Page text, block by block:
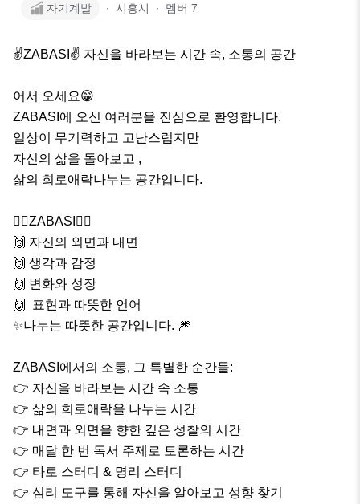
자기계발 ∙ 시흥시 ∙ 멤버 7
✌️ZABASI✌️ 자신을 바라보는 시간 속, 소통의 공간
어서 오세요😁
ZABASI에 오신 여러분을 진심으로 환영합니다.
일상이 무기력하고 고난스럽지만
자신의 삶을 돌아보고 ,
삶의 희로애락나누는 공간입니다.
🤷‍♀️ZABASI🤷‍♂️
🙌 자신의 외면과 내면
🙌 생각과 감정
🙌 변화와 성장
🙌  표현과 따뜻한 언어
✨나누는 따뜻한 공간입니다. 🎆
ZABASI에서의 소통, 그 특별한 순간들:
👉 자신을 바라보는 시간 속 소통
👉 삶의 희로애락을 나누는 시간
👉 내면과 외면을 향한 깊은 성찰의 시간
👉 매달 한 번 독서 주제로 토론하는 시간
👉 타로 스터디 & 명리 스터디
👉 심리 도구를 통해 자신을 알아보고 성향 찾기